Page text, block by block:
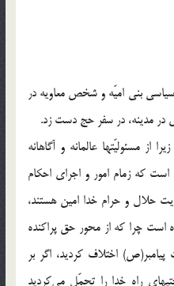
بنی امیّه و شخص معاویه در
در مدینه، در سفر حج دست زد.
از مسئولیّتها عالمانه و آگاهانه
که زمام امور و اجرای احکام
حلال و حرام خدا امین هستند،
چرا که از محور حق پراکنده
اختلاف کردید، اگر بر
راه خدا را تحمّل می‌کردید